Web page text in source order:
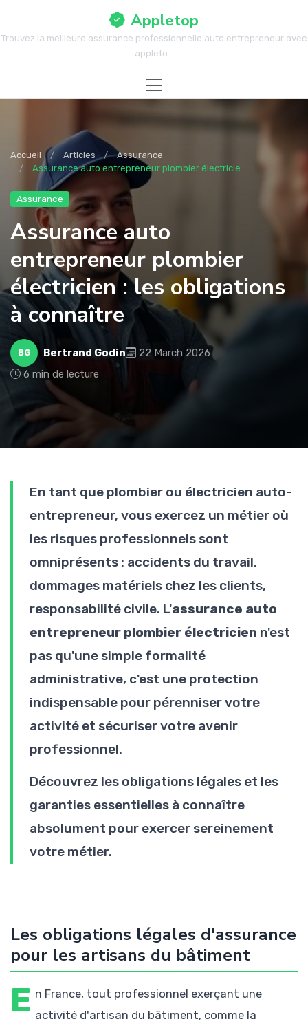
Appletop
Trouvez la meilleure assurance professionnelle auto entrepreneur avec
appleto...
Accueil Articles
Assurance
Assurance auto entrepreneur plombier électricie...
Assurance
Assurance auto
entrepreneur plombier
électricien : les obligations
à connaître
BG Bertrand Godin
22 March 2026
6 min de lecture
En tant que plombier ou électricien auto-
entrepreneur, vous exercez un métier où
les risques professionnels sont
omniprésents : accidents du travail,
dommages matériels chez les clients,
responsabilité civile. L'assurance auto
entrepreneur plombier électricien n'est
pas qu'une simple formalité
administrative, c'est une protection
indispensable pour pérenniser votre
activité et sécuriser votre avenir
professionnel.
Découvrez les obligations légales et les
garanties essentielles à connaître
absolument pour exercer sereinement
votre métier.
Les obligations légales d'assurance
pour les artisans du bâtiment
E n France, tout professionnel exerçant une
activité d'artisan du bâtiment, comme la